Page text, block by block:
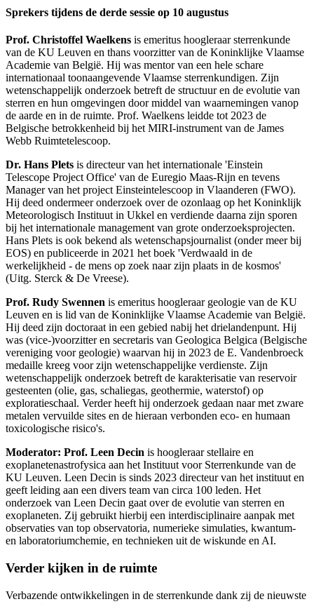
Sprekers tijdens de derde sessie op 10 augustus
Prof. Christoffel Waelkens is emeritus hoogleraar sterrenkunde
van de KU Leuven en thans voorzitter van de Koninklijke Vlaamse
Academie van België. Hij was mentor van een hele schare
internationaal toonaangevende Vlaamse sterrenkundigen. Zijn
wetenschappelijk onderzoek betreft de structuur en de evolutie van
sterren en hun omgevingen door middel van waarnemingen vanop
de aarde en in de ruimte. Prof. Waelkens leidde tot 2023 de
Belgische betrokkenheid bij het MIRI-instrument van de James
Webb Ruimtetelescoop.
Dr. Hans Plets is directeur van het internationale 'Einstein
Telescope Project Office' van de Euregio Maas-Rijn en tevens
Manager van het project Einsteintelescoop in Vlaanderen (FWO).
Hij deed ondermeer onderzoek over de ozonlaag op het Koninklijk
Meteorologisch Instituut in Ukkel en verdiende daarna zijn sporen
bij het internationale management van grote onderzoeksprojecten.
Hans Plets is ook bekend als wetenschapsjournalist (onder meer bij
EOS) en publiceerde in 2021 het boek 'Verdwaald in de
werkelijkheid - de mens op zoek naar zijn plaats in de kosmos'
(Uitg. Sterck & De Vreese).
Prof. Rudy Swennen is emeritus hoogleraar geologie van de KU
Leuven en is lid van de Koninklijke Vlaamse Academie van België.
Hij deed zijn doctoraat in een gebied nabij het drielandenpunt. Hij
was (vice-)voorzitter en secretaris van Geologica Belgica (Belgische
vereniging voor geologie) waarvan hij in 2023 de E. Vandenbroeck
medaille kreeg voor zijn wetenschappelijke verdienste. Zijn
wetenschappelijk onderzoek betreft de karakterisatie van reservoir
gesteenten (olie, gas, schaliegas, geothermie, waterstof) op
exploratieschaal. Verder heeft hij onderzoek gedaan naar met zware
metalen vervuilde sites en de hieraan verbonden eco- en humaan
toxicologische risico's.
Moderator: Prof. Leen Decin is hoogleraar stellaire en
exoplanetenastrofysica aan het Instituut voor Sterrenkunde van de
KU Leuven. Leen Decin is sinds 2023 directeur van het instituut en
geeft leiding aan een divers team van circa 100 leden. Het
onderzoek van Leen Decin gaat over de evolutie van sterren en
exoplaneten. Zij gebruikt hierbij een interdisciplinaire aanpak met
observaties van top observatoria, numerieke simulaties, kwantum-
en laboratoriumchemie, en technieken uit de wiskunde en AI.
Verder kijken in de ruimte
Verbazende ontwikkelingen in de sterrenkunde dank zij de nieuwste